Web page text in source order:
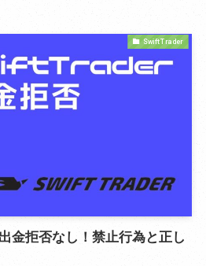
Swift Trader
金拒否なし！禁止行為と正し